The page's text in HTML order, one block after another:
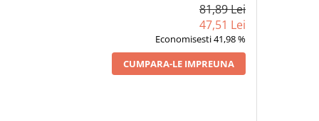
81,89 Lei
47,51 Lei
Economisesti 41,98 %
CUMPARA-LE IMPREUNA